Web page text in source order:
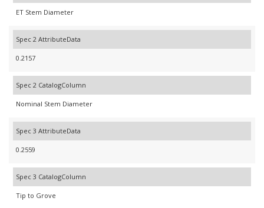
ET Stem Diameter
Spec 2 AttributeData
0.2157
Spec 2 CatalogColumn
Nominal Stem Diameter
Spec 3 AttributeData
0.2559
Spec 3 CatalogColumn
Tip to Grove